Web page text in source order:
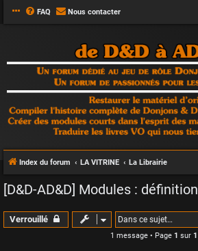
FAQ Nous contacter
Index du forum LA VITRINE La Librairie
[D&D-AD&D] Modules :
Verrouillé
1 message • Page 1 sur 1